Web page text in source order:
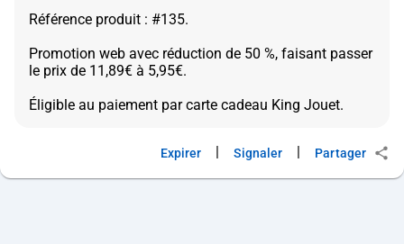
Référence produit : #135.
Promotion web avec réduction de 50 %, faisant passer
le prix de 11,89€ à 5,95€.
Expirer Signaler Partager